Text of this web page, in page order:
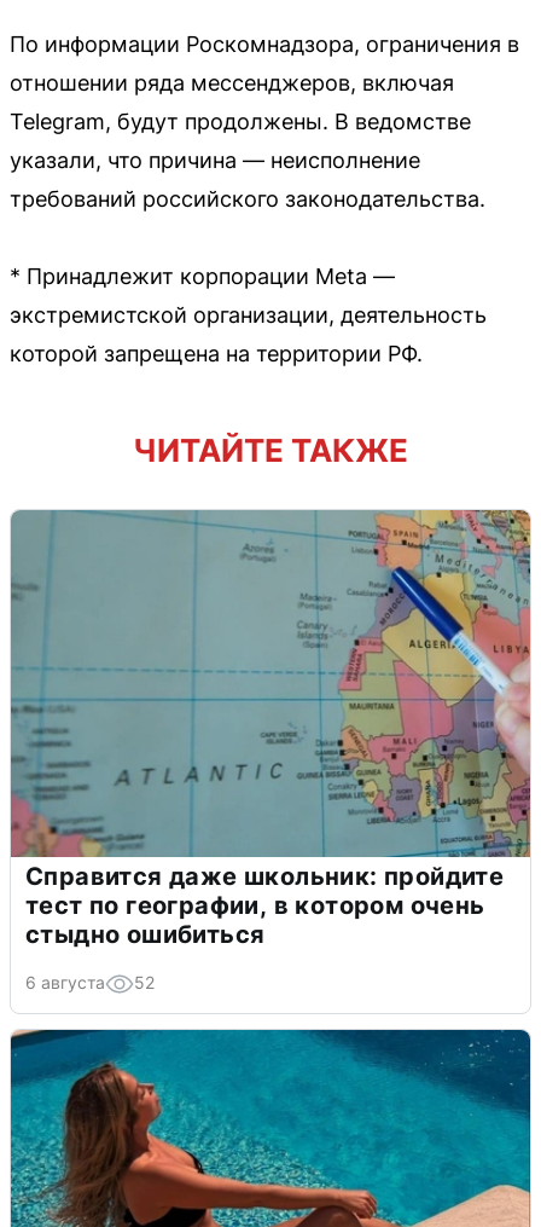
По информации Роскомнадзора, ограничения в
отношении ряда мессенджеров, включая
Telegram, будут продолжены. В ведомстве
указали, что причина — неисполнение
требований российского законодательства.
* Принадлежит корпорации Meta —
экстремистской организации, деятельность
которой запрещена на территории РФ.
ЧИТАЙТЕ ТАКЖЕ
Справится даже школьник: пройдите
тест по географии, в котором очень
стыдно ошибиться
6 августа 52